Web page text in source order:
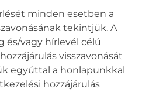
minden esetben a
tekintjük. A
és/vagy hírlevél célú
visszavonását
egyúttal a honlapunkkal
hozzájárulás